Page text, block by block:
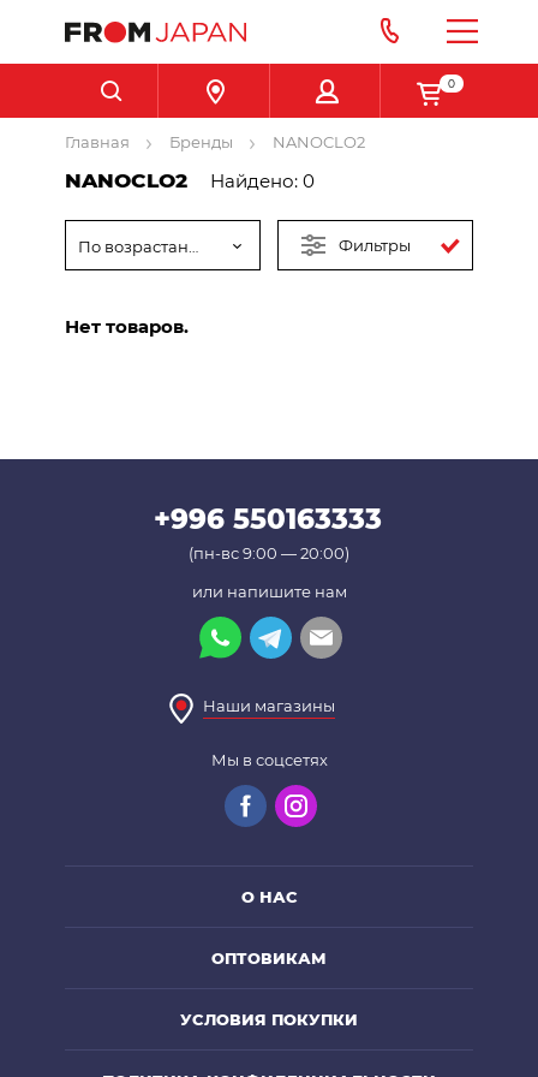
0
Главная Бренды NANOCLO2
NANOCLO2 Найдено: 0
Фильтры
Нет товаров.
+996 550163333
(пн-вс 9:00 — 20:00)
или напишите нам
Наши магазины
Мы в соцсетях
О НАС
ОПТОВИКАМ
УСЛОВИЯ ПОКУПКИ